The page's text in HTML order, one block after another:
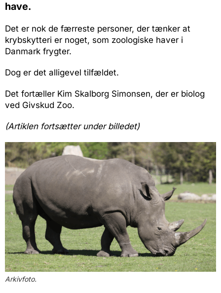
have.
Det er nok de færreste personer, der tænker at
krybskytteri er noget, som zoologiske haver i
Danmark frygter.
Dog er det alligevel tilfældet.
Det fortæller Kim Skalborg Simonsen, der er biolog
ved Givskud Zoo.
(Artiklen fortsætter under billedet)
Arkivfoto.